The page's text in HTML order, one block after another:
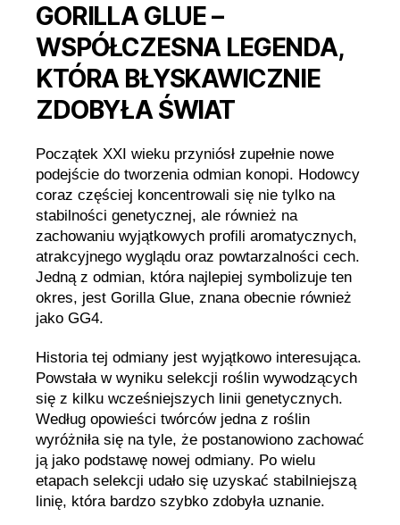
GORILLA GLUE –
WSPÓŁCZESNA LEGENDA,
KTÓRA BŁYSKAWICZNIE
ZDOBYŁA ŚWIAT
Początek XXI wieku przyniósł zupełnie nowe
podejście do tworzenia odmian konopi. Hodowcy
coraz częściej koncentrowali się nie tylko na
stabilności genetycznej, ale również na
zachowaniu wyjątkowych profili aromatycznych,
atrakcyjnego wyglądu oraz powtarzalności cech.
Jedną z odmian, która najlepiej symbolizuje ten
okres, jest Gorilla Glue, znana obecnie również
jako GG4.
Historia tej odmiany jest wyjątkowo interesująca.
Powstała w wyniku selekcji roślin wywodzących
się z kilku wcześniejszych linii genetycznych.
Według opowieści twórców jedna z roślin
wyróżniła się na tyle, że postanowiono zachować
ją jako podstawę nowej odmiany. Po wielu
etapach selekcji udało się uzyskać stabilniejszą
linię, która bardzo szybko zdobyła uznanie.